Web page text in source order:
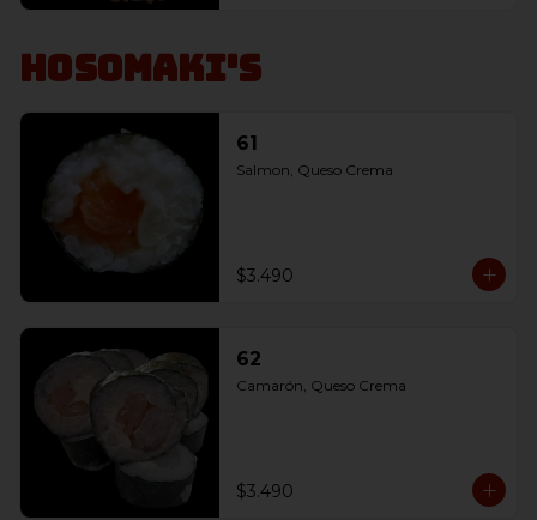
Hosomaki's
61
Salmon, Queso Crema
$3.490
62
Camarón, Queso Crema
$3.490